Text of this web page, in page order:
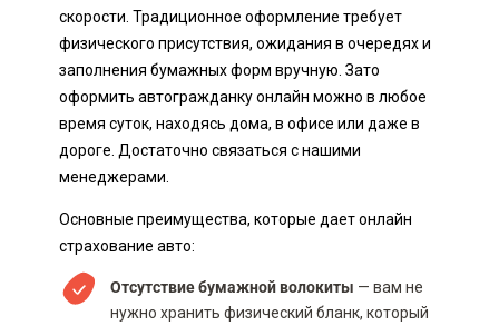
скорости. Традиционное оформление требует
физического присутствия, ожидания в очередях и
заполнения бумажных форм вручную. Зато
оформить автогражданку онлайн можно в любое
время суток, находясь дома, в офисе или даже в
дороге. Достаточно связаться с нашими
менеджерами.
Основные преимущества, которые дает онлайн
страхование авто:
Отсутствие бумажной волокиты — вам не
нужно хранить физический бланк, который